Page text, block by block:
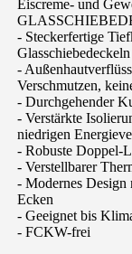
Eiscreme- und
- Steckerfertige
Glasschiebedeckeln
-
Verschmutzen,
- Durchgehender
- Verstärkte
niedrigen
- Robuste Doppel-
- Verstellbarer
- Modernes Design
Ecken
- Geeignet bis
- FCKW-frei